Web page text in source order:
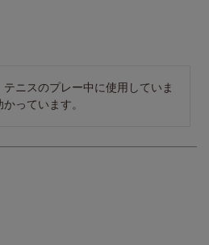
ニスのプレー中に使用していま
っています。